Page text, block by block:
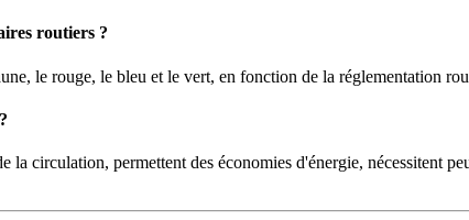
routiers ?
le rouge, le bleu et le vert, en fonction de la réglementation
la circulation, permettent des économies d'énergie, nécessitent